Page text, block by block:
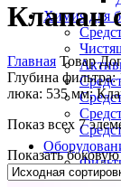
Химия для
Клапан
Главная Товар
Глубина
люка: 535 мм;
Показ всех 7
Показать